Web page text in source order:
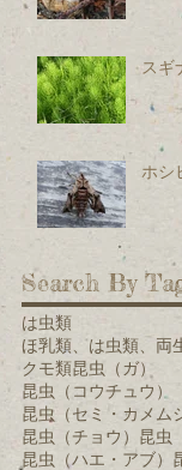
スギ
ホシ
Search By
は虫類
ほ乳類、は虫類、両
クモ類昆虫（ガ）
昆虫（コウチュウ）
昆虫（セミ・カメム
昆虫（チョウ） 昆虫
昆虫（ハエ・アブ）